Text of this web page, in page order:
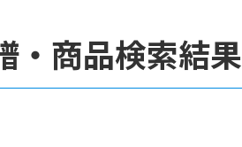
商品検索結果